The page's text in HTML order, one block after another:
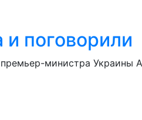
поговорили
министра Украины